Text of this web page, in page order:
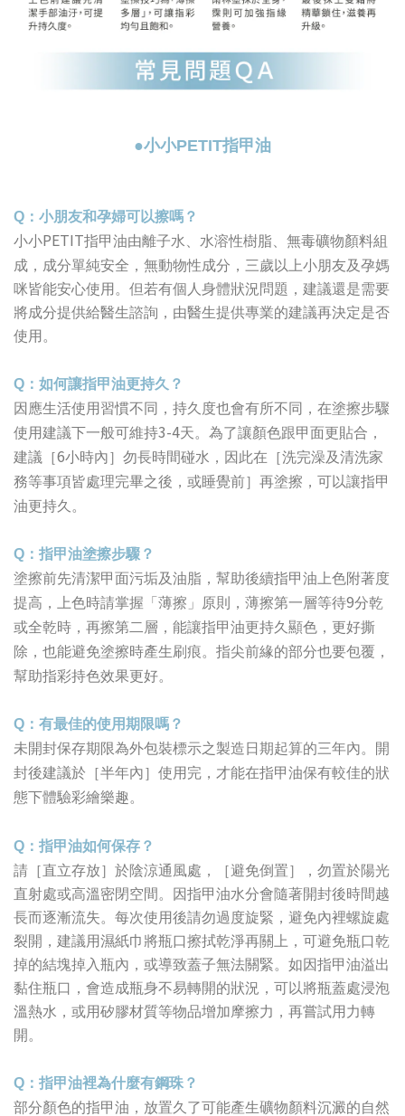
●小小PETIT指甲油
Q ：小朋友和孕婦可以擦嗎？
小小PETIT指甲油由離子水、水溶性樹脂、無毒礦物顏料組
成， 成分單純安全，無動物性成分，三歲以上小朋友及孕媽
咪皆能安心使用。 但若有個人身體狀況問題，建議還是需要
將成分提供給醫生諮詢，由醫生提供專業的建議再決定是否
使用。
Q ：如何讓指甲油更持久？
因應生活使用習慣不同，持久度也會有所不同，在塗擦步驟
使用建議下一般可維持3-4天。為了讓顏色跟甲面更貼合，
建議［6小時內］勿長時間碰水，因此在［洗完澡及清洗家
務等事項皆處理完畢之後，或睡覺前］再塗擦，可以讓指甲
油更持久。
Q ：指甲油塗擦步驟？
塗擦前先清潔甲面污垢及油脂，幫助後續指甲油上色附著度
提高，上色時請掌握「薄擦」原則，薄擦第一層等待9分乾
或全乾時，再擦第二層，能讓指甲油更持久顯色，更好撕
除，也能避免塗擦時產生刷痕。指尖前緣的部分也要包覆，
幫助指彩持色效果更好。
Q ：有最佳的使用期限嗎？
未開封保存期限為外包裝標示之製造日期起算的三年內。開
封後建議於［半年內］使用完，才能在指甲油保有較佳的狀
態下體驗彩繪樂趣。
Q ：指甲油如何保存？
請［直立存放］於陰涼通風處，
［避免倒置］ ， 勿置於陽光
直射處或高溫密閉空間。因指甲油水分會隨著開封後時間越
長而逐漸流失。每次使用後請勿過度旋緊，避免內裡螺旋處
裂開，建議用濕紙巾將瓶口擦拭乾淨再關上，可避免瓶口乾
掉的結塊掉入瓶內，或導致蓋子無法關緊。如因指甲油溢出
黏住瓶口，會造成瓶身不易轉開的狀況，可以將瓶蓋處浸泡
溫熱水，或用矽膠材質等物品增加摩擦力，再嘗試用力轉
開。
Q ：指甲油裡為什麼有鋼珠？
部分顏色的指甲油，放置久了可能產生礦物顏料沉澱的自然